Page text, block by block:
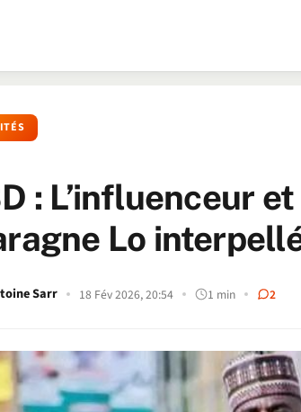
: L’influenceur
Lo
Sarr 18 Fév 2026, 20:54 1 min 2